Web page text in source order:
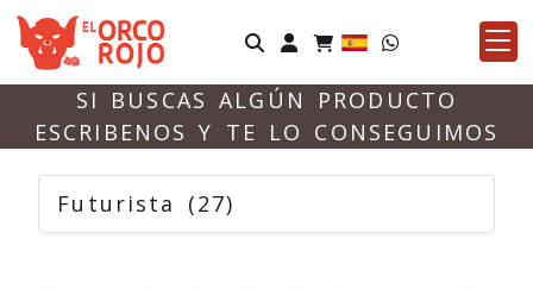
Identifícate
SI BUSCAS ALGÚN PRODUCTO
ESCRIBENOS Y TE LO CONSEGUIMOS
Futurista (27)